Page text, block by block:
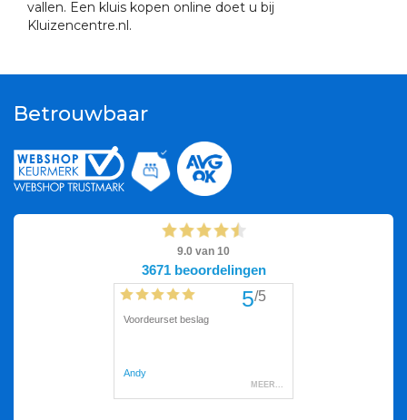
vallen. Een kluis kopen online doet u bij
Kluizencentre.nl.
Betrouwbaar